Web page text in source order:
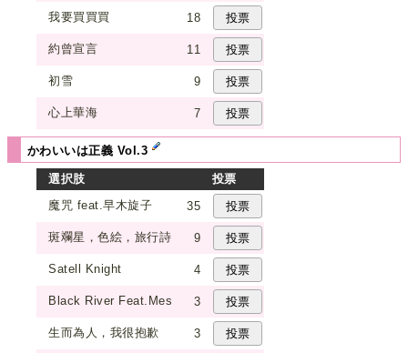
我要買買買 18
約曾宣言 11
初雪 9
心上華海 7
かわいいは正義 Vol.3
選択肢
投票
魔咒 feat.早木旋子
35
斑斕星，色絵，旅行詩 9
Satell Knight 4
Black River Feat.Mes 3
生而為人，我很抱歉 3